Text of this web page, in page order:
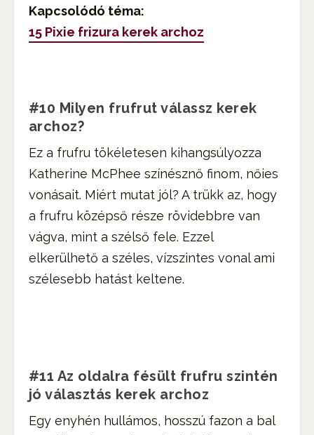
Kapcsolódó téma:
15 Pixie frizura kerek archoz
#10 Milyen frufrut válassz kerek
archoz?
Ez a frufru tökéletesen kihangsúlyozza
Katherine McPhee színésznő finom, nőies
vonásait. Miért mutat jól? A trükk az, hogy
a frufru középső része rövidebbre van
vágva, mint a szélső fele. Ezzel
elkerülhető a széles, vízszintes vonal ami
szélesebb hatást keltene.
#11 Az oldalra fésült frufru szintén
jó választás kerek archoz
Egy enyhén hullámos, hosszú fazon a bal